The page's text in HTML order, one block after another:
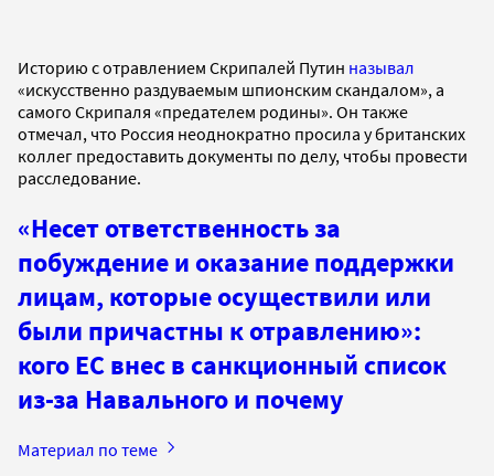
Историю с отравлением Скрипалей Путин называл
«искусственно раздуваемым шпионским скандалом», а
самого Скрипаля «предателем родины». Он также
отмечал, что Россия неоднократно просила у британских
коллег предоставить документы по делу, чтобы провести
расследование.
«Несет ответственность за
побуждение и оказание поддержки
лицам, которые осуществили или
были причастны к отравлению»:
кого ЕС внес в санкционный список
из-за Навального и почему
Материал по теме